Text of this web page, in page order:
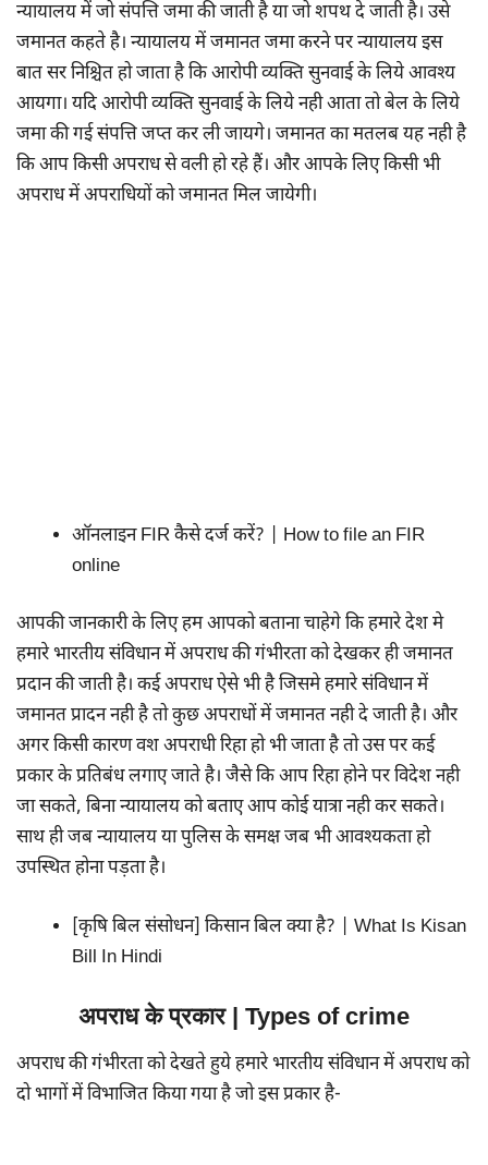
न्यायालय में जो संपत्ति जमा की जाती है या जो शपथ दे जाती है। उसे
जमानत कहते है। न्यायालय में जमानत जमा करने पर न्यायालय इस
बात सर निश्चित हो जाता है कि आरोपी व्यक्ति सुनवाई के लिये आवश्य
आयगा। यदि आरोपी व्यक्ति सुनवाई के लिये नही आता तो बेल के लिये
जमा की गई संपत्ति जप्त कर ली जायगे। जमानत का मतलब यह नही है
कि आप किसी अपराध से वली हो रहे हैं। और आपके लिए किसी भी
अपराध में अपराधियों को जमानत मिल जायेगी।
ऑनलाइन FIR कैसे दर्ज करें? | How to file an FIR
online
आपकी जानकारी के लिए हम आपको बताना चाहेगे कि हमारे देश मे
हमारे भारतीय संविधान में अपराध की गंभीरता को देखकर ही जमानत
प्रदान की जाती है। कई अपराध ऐसे भी है जिसमे हमारे संविधान में
जमानत प्रादन नही है तो कुछ अपराधों में जमानत नही दे जाती है। और
अगर किसी कारण वश अपराधी रिहा हो भी जाता है तो उस पर कई
प्रकार के प्रतिबंध लगाए जाते है। जैसे कि आप रिहा होने पर विदेश नही
जा सकते, बिना न्यायालय को बताए आप कोई यात्रा नही कर सकते।
साथ ही जब न्यायालय या पुलिस के समक्ष जब भी आवश्यकता हो
उपस्थित होना पड़ता है।
[कृषि बिल संसोधन] किसान बिल क्या है? | What Is Kisan
Bill In Hindi
अपराध के प्रकार | Types of crime
अपराध की गंभीरता को देखते हुये हमारे भारतीय संविधान में अपराध को
दो भागों में विभाजित किया गया है जो इस प्रकार है-